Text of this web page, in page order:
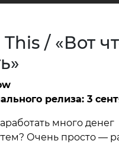
/ «Вот
релиза: 3
много денег
Очень просто —